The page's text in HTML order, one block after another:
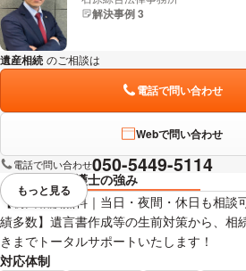
解決事例 3
遺産相続 のご相談は
電話で問い合わせ
Webで問い合わせ
電話で問い合わせ050-5449-5114
弁護士の強み
【初回相談無料｜当日・夜間・休日も相談
績多数】遺言書作成等の生前対策から、相
きまでトータルサポートいたします！
対応体制
視覚的に省略されている要素を
もっと見る